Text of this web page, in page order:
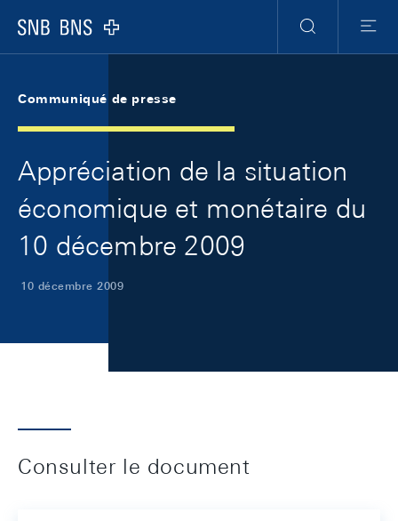
Logo
RechercheMenu
Communiqué de presse
Appréciation de la situation
économique et monétaire du
10 décembre 2009
10 décembre 2009
Consulter le document